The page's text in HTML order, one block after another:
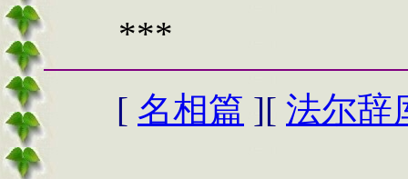
***
[ 名相篇 ][ 法尔辞